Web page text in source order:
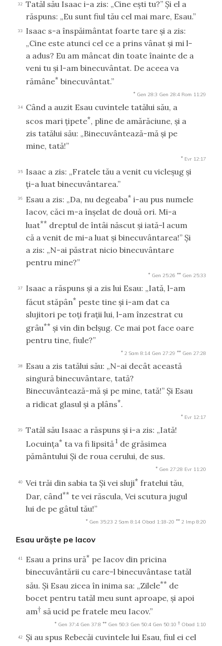
32
Tatăl său Isaac i-a zis: „Cine eşti tu?” Şi el a
răspuns: „Eu sunt fiul tău cel mai mare, Esau.”
33
Isaac s-a înspăimântat foarte tare şi a zis:
„Cine este atunci cel ce a prins vânat şi mi l-
a adus? Eu am mâncat din toate înainte de a
veni tu şi l-am binecuvântat. De aceea va
rămâne* binecuvântat.”
* Gen 28:3 Gen 28:4 Rom 11:29
34
Când a auzit Esau cuvintele tatălui său, a
scos mari ţipete*, pline de amărăciune, şi a
zis tatălui său: „Binecuvântează-mă şi pe
mine, tată!”
* Evr 12:17
35
Isaac a zis: „Fratele tău a venit cu vicleşug şi
ţi-a luat binecuvântarea.”
36 Esau a zis: „Da, nu degeaba* i-au pus numele
Iacov, căci m-a înşelat de două ori. Mi-a
luat** dreptul de întâi născut şi iată-l acum
că a venit de mi-a luat şi binecuvântarea!” Şi
a zis: „N-ai păstrat nicio binecuvântare
pentru mine?”
* Gen 25:26 ** Gen 25:33
37
Isaac a răspuns şi a zis lui Esau: „Iată, l-am
făcut stăpân* peste tine şi i-am dat ca
slujitori pe toţi fraţii lui, l-am înzestrat cu
grâu** şi vin din belşug. Ce mai pot face oare
pentru tine, fiule?”
* 2 Sam 8:14 Gen 27:29 ** Gen 27:28
38
Esau a zis tatălui său: „N-ai decât această
singură binecuvântare, tată?
Binecuvântează-mă şi pe mine, tată!” Şi Esau
a ridicat glasul şi a plâns*.
* Evr 12:17
39
Tatăl său Isaac a răspuns şi i-a zis: „Iată!
Locuinţa* ta va fi lipsită 1 de grăsimea
pământului Şi de roua cerului, de sus.
* Gen 27:28 Evr 11:20
40 Vei trăi din sabia ta Şi vei sluji* fratelui tău,
Dar, când** te vei răscula, Vei scutura jugul
lui de pe gâtul tău!”
* Gen 35:23 2 Sam 8:14 Obad 1:18-20 ** 2 Imp 8:20
Esau urăşte pe Iacov
41 Esau a prins ură* pe Iacov din pricina
binecuvântării cu care-l binecuvântase tatăl
său. Şi Esau zicea în inima sa: „Zilele** de
bocet pentru tatăl meu sunt aproape, şi apoi
am† să ucid pe fratele meu Iacov.”
* Gen 37:4 Gen 37:8 ** Gen 50:3 Gen 50:4 Gen 50:10 † Obad 1:10
42
Şi au spus Rebecăi cuvintele lui Esau, fiul ei cel